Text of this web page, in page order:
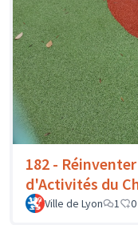
182 -
d'Activités du
Ville de Lyon 1 0